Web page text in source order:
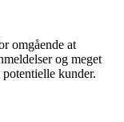
omgående at
og meget
kunder.